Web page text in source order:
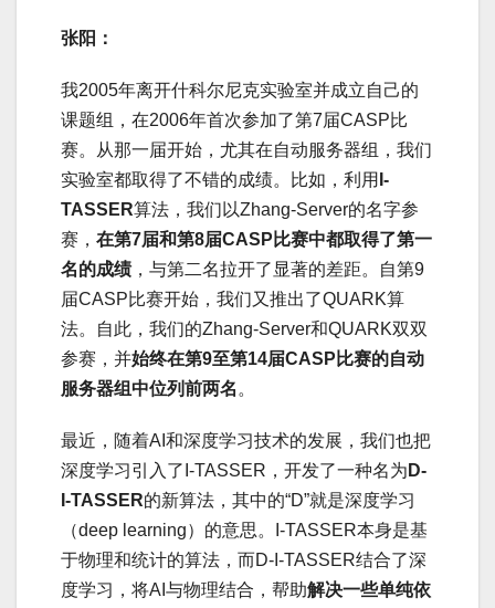
张阳：
我2005年离开什科尔尼克实验室并成立自己的
课题组，在2006年首次参加了第7届CASP比
赛。从那一届开始，尤其在自动服务器组，我们
实验室都取得了不错的成绩。比如，利用 I-
TASSER算法，我们以Zhang-Server的名字参
赛， 在第7届和第8届CASP比赛中都取得了第一
名的成绩，与第二名拉开了显著的差距。自第9
届CASP比赛开始，我们又推出了QUARK算
法。自此，我们的Zhang-Server和QUARK双双
参赛，并始终在第9至第14届CASP比赛的自动
服务器组中位列前两名 。
最近，随着AI和深度学习技术的发展，我们也把
深度学习引入了I-TASSER，开发了一种名为 D-
I-TASSER的新算法，其中的“D”就是深度学习
（deep learning）的意思。I-TASSER本身是基
于物理和统计的算法，而D-I-TASSER结合了深
度学习，将AI与物理结合，帮助解决一些单纯依